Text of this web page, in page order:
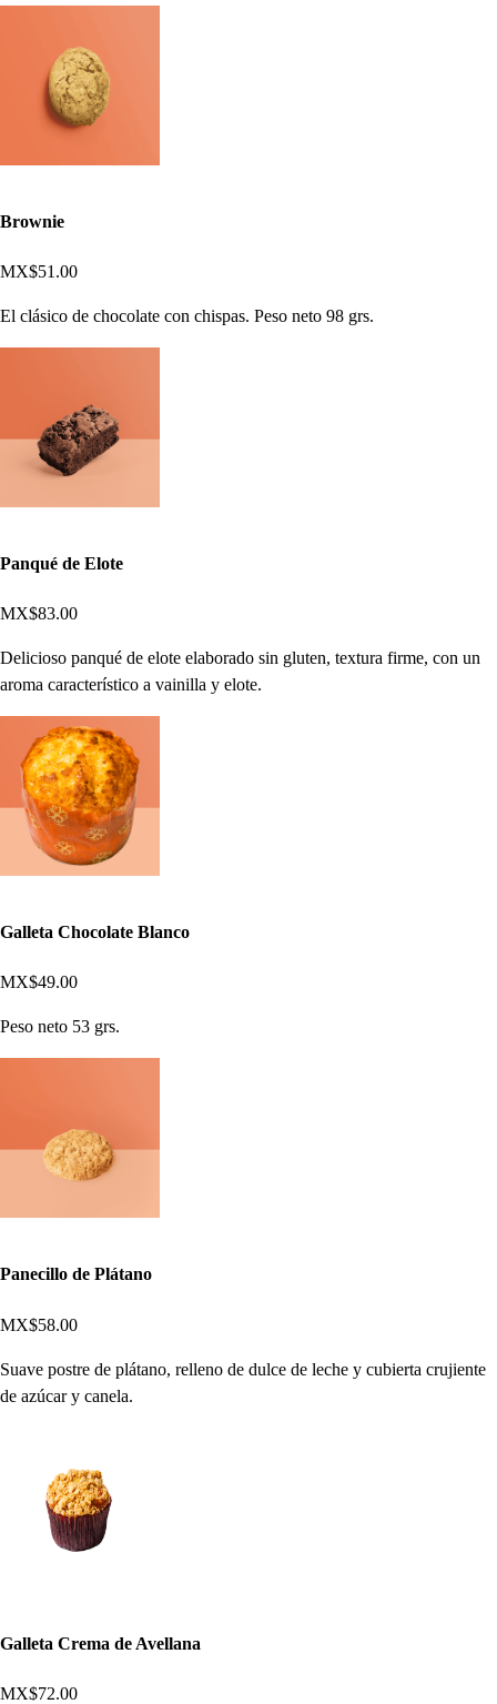
Brownie
MX$51.00
El clásico de chocolate con chispas. Peso neto 98 grs.
Panqué de Elote
MX$83.00
Delicioso panqué de elote elaborado sin gluten, textura firme, con un
aroma característico a vainilla y elote.
Galleta Chocolate Blanco
MX$49.00
Peso neto 53 grs.
Panecillo de Plátano
MX$58.00
Suave postre de plátano, relleno de dulce de leche y cubierta crujiente
de azúcar y canela.
Galleta Crema de Avellana
MX$72.00